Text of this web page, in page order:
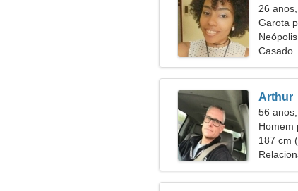
26
Garota
Casado
Arthur
56
Homem
54
187 cm